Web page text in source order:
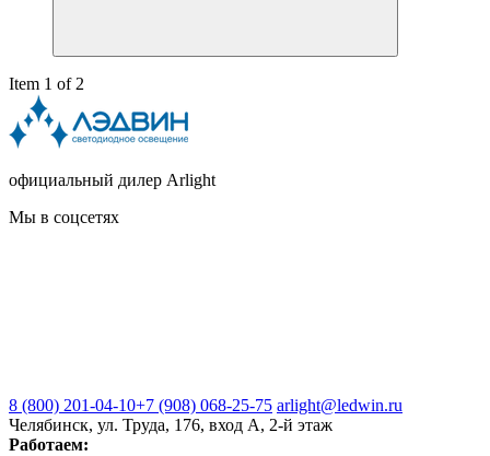
Item 1 of 2
официальный дилер Arlight
Мы в соцсетях
8 (800) 201-04-10+7 (908) 068-25-75 arlight@ledwin.ru
Челябинск, ул. Труда, 176, вход А, 2-й этаж
Работаем: